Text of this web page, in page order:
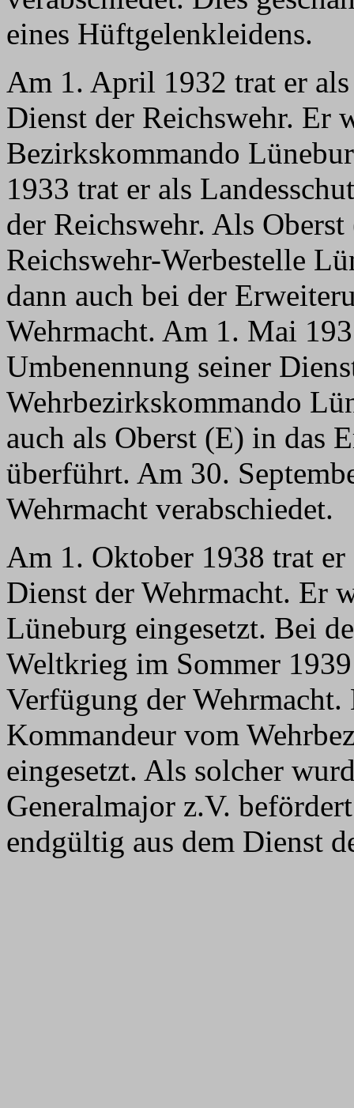
eines Hüftgelenkleidens.
Am 1. April 1932 trat er
Dienst der Reichswehr. Er
Bezirkskommando
1933 trat er als
der Reichswehr. Als
Reichswehr-Werbestelle
dann auch bei der
Wehrmacht. Am 1. Mai
Umbenennung seiner
Wehrbezirkskommando
auch als Oberst (E) in das
überführt. Am 30.
Wehrmacht verabschiedet.
Am 1. Oktober 1938 trat
Dienst der Wehrmacht. Er
Lüneburg eingesetzt. Bei
Weltkrieg im Sommer
Verfügung der
Kommandeur vom
eingesetzt. Als solcher
Generalmajor z.V.
endgültig aus dem Dienst